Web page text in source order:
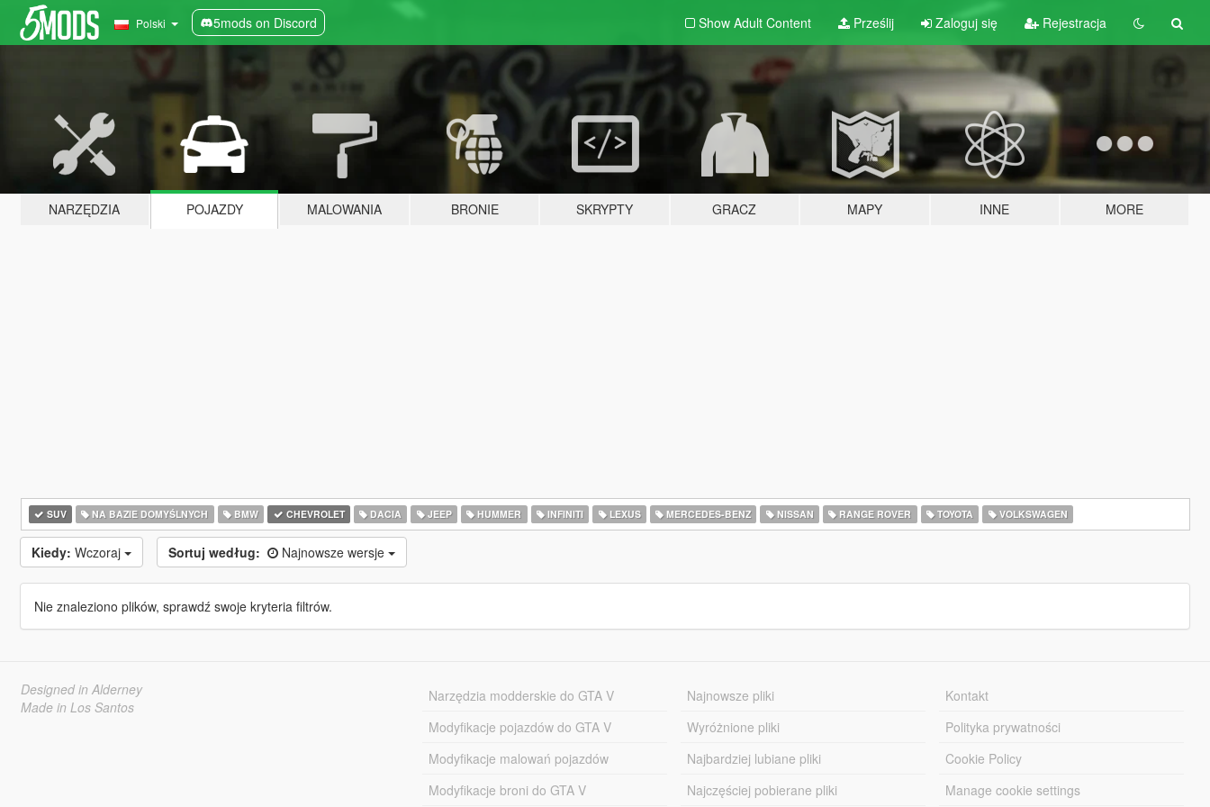
Polski 5mods on Discord Show Adult Content Prześlij Zaloguj się Rejestracja
NARZĘDZIA POJAZDY MALOWANIA BRONIE SKRYPTY GRACZ MAPY INNE MORE
SUV NA BAZIE DOMYŚLNYCH BMW CHEVROLET DACIA JEEP HUMMER INFINITI LEXUS MERCEDES-BENZ NISSAN RANGE ROVER TOYOTA VOLKSWAGEN
Kiedy: Wczoraj Sortuj według: Najnowsze wersje
Nie znaleziono plików, sprawdź swoje kryteria filtrów.
Designed in Alderney
Made in Los Santos
Narzędzia modderskie do GTA V
Modyfikacje pojazdów do GTA V
Modyfikacje malowań pojazdów
Modyfikacje broni do GTA V
Najnowsze pliki
Wyróżnione pliki
Najbardziej lubiane pliki
Najczęściej pobierane pliki
Kontakt
Polityka prywatności
Cookie Policy
Manage cookie settings